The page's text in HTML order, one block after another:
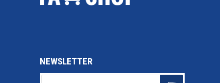
NEWSLETTER